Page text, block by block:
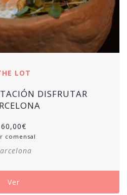
LOT
DISFRUTAR
60,00€
comensal
Ver